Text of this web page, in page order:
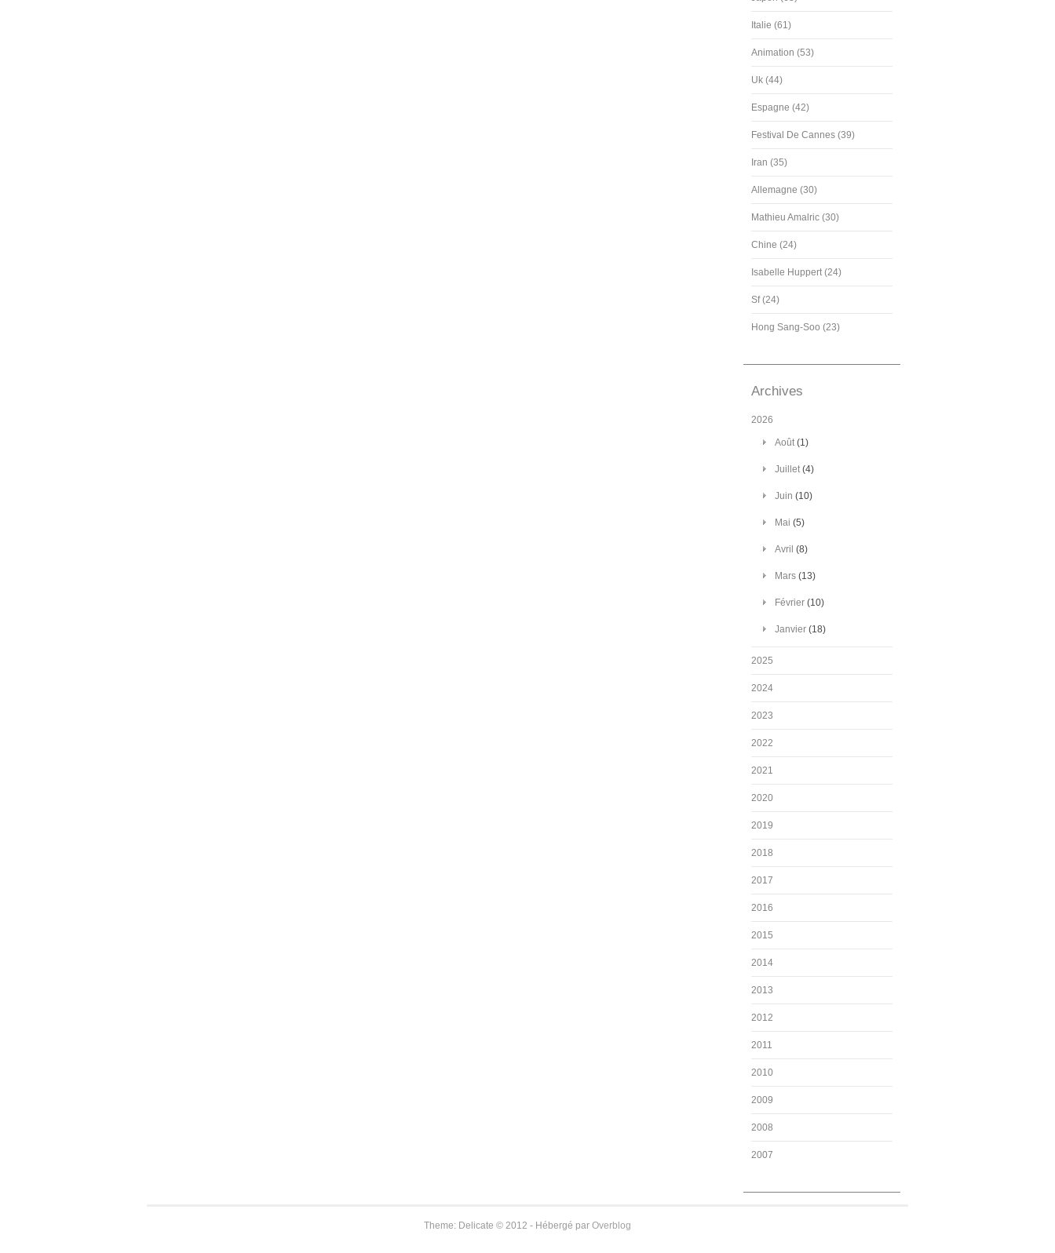
Italie (61)
Animation (53)
Uk (44)
Espagne (42)
Festival De Cannes (39)
Iran (35)
Allemagne (30)
Mathieu Amalric (30)
Chine (24)
Isabelle Huppert (24)
Sf (24)
Hong Sang-Soo (23)
Archives
2026
Août(1)
Juillet(4)
Juin (10)
Mai (5)
Avril (8)
Mars (13)
Février (10)
Janvier (18)
2025
2024
2023
2022
2021
2020
2019
2018
2017
2016
2015
2014
2013
2012
2011
2010
2009
2008
2007
Theme: Delicate © 2012 - Hébergé par Overblog